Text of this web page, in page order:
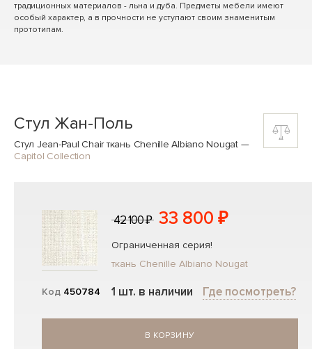
традиционных материалов - льна и дуба. Предметы мебели имеют
особый характер, а в прочности не уступают своим знаменитым
прототипам.
Стул Жан-Поль
Стул Jean-Paul Chair ткань Chenille Albiano Nougat —
Capitol Collection
Код 450784
42 100 ₽ 33 800 ₽
Ограниченная серия!
ткань Chenille Albiano Nougat
1 шт. в наличии Где посмотреть?
В КОРЗИНУ